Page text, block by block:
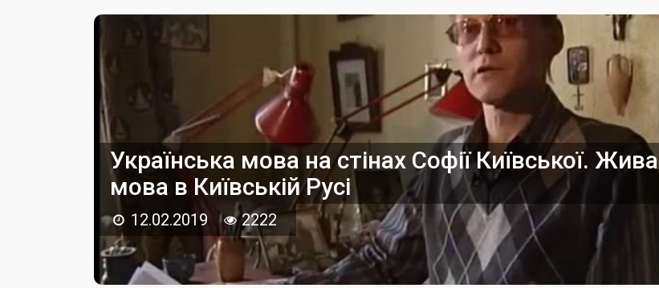
Українська мова на стінах Софії Київської. Жива
мова в Київській Русі
12.02.2019 2222